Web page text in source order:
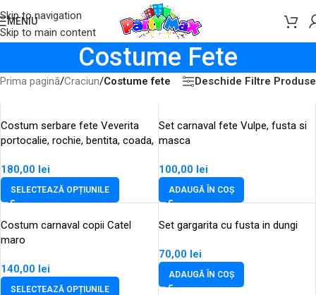
Skip to navigation
Skip to main content
MENIU
Costume Fete
Prima pagină/Craciun/Costume fete Deschide Filtre Produse
Costum serbare fete Veverita
portocalie, rochie, bentita, coada,
180,00 lei
SELECTEAZĂ OPȚIUNILE
Set carnaval fete Vulpe, fusta si
masca
100,00 lei
ADAUGĂ ÎN COȘ
Costum carnaval copii Catel
maro
140,00 lei
SELECTEAZĂ OPȚIUNILE
Set gargarita cu fusta in dungi
70,00 lei
ADAUGĂ ÎN COȘ